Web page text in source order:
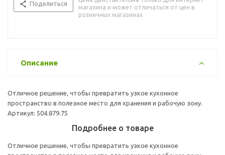
Поделиться
магазина и может отличаться от цен в
розничных магазинах
Описание
Отличное решение, чтобы превратить узкое кухонное
пространство в полезное место для хранения и рабочую зону.
Артикул: 504.879.75
Подробнее о товаре
Отличное решение, чтобы превратить узкое кухонное